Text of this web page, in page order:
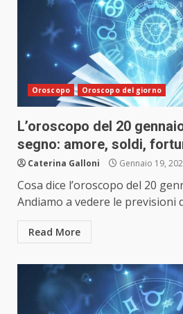
Oroscopo Oroscopo del giorno
L’oroscopo del 20
segno: amore, soldi,
Caterina Galloni Gennaio 19,
Cosa dice l’oroscopo del 20
Andiamo a vedere le previsioni
Read More